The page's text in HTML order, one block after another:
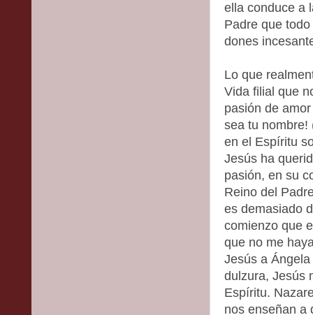
ella conduce a
Padre que
dones
Lo que
Vida filial que
pasión de
sea tu nombre!
en el Espíritu
Jesús ha
pasión, en su
Reino del
es demasiado
comienzo que
que no me
Jesús a
dulzura, Jesús
Espíritu.
nos enseñan a